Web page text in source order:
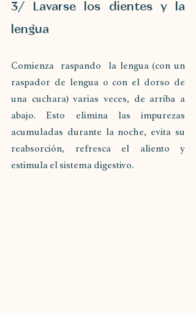
3/ Lavarse los dientes y la
lengua
Comienza  raspando  la lengua (con un
raspador de lengua o con el dorso de
una cuchara) varias veces, de arriba a
abajo. Esto elimina las impurezas
acumuladas durante la noche, evita su
reabsorción, refresca el aliento y
estimula el sistema digestivo.